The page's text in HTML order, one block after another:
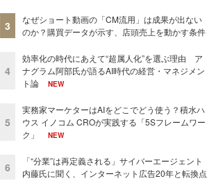
3
なぜショート動画の「CM流用」は成果が出ない
のか？購買データが示す、店頭売上を動かす条件
4
効率化の時代にあえて“超属人化”を選ぶ理由 ア
ナグラム阿部氏が語るAI時代の経営・マネジメン
ト論
NEW
5
実務家マーケターはAIをどこでどう使う？積水ハ
ウス イノコム CROが実践する「5Sフレームワー
ク」
NEW
6
「“分業”は再定義される」サイバーエージェント
内藤氏に聞く、インターネット広告20年と転換点